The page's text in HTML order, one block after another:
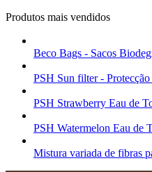
Produtos mais vendidos
Beco Bags - Sacos
PSH Sun filter -
PSH Strawberry Eau de
PSH Watermelon Eau de
Mistura variada de fibras